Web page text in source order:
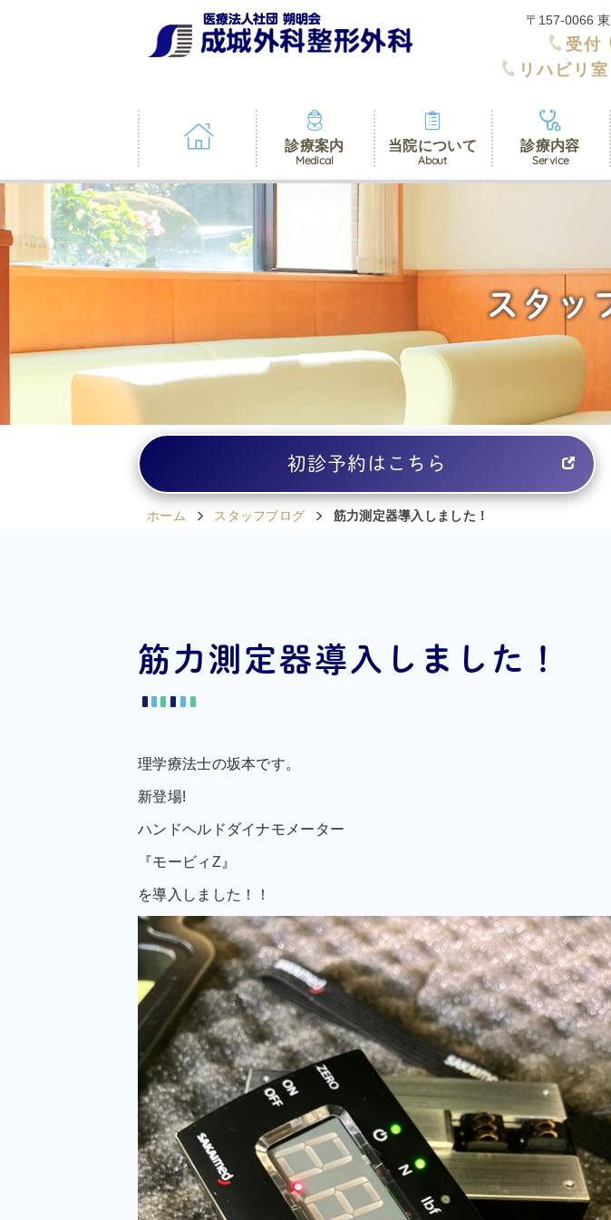
〒157-0066
受付
リハビリ室
診療案内
Medical
当院について
About
診療内容
Service
スタッ
初診予約はこちら
ホーム スタッフブログ 筋力測定器導入しました！
筋力測定器導入しました！
理学療法士の坂本です。
新登場!
ハンドヘルドダイナモメーター
『モービィZ』
を導入しました！！